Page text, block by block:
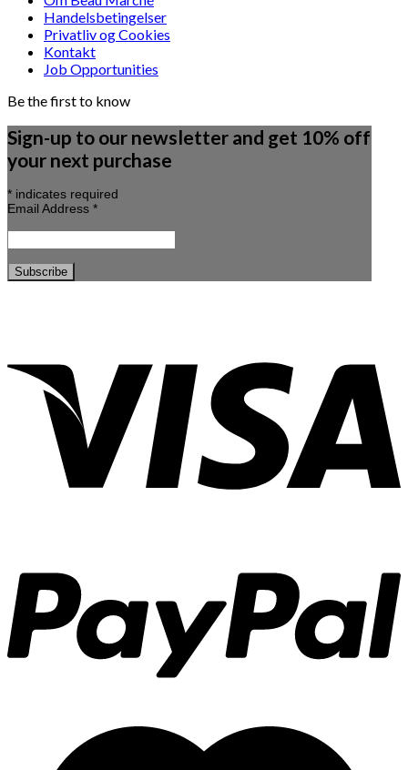
Handelsbetingelser
Privatliv og Cookies
Kontakt
Job Opportunities
Be the first to know
Sign-up to our newsletter and get 10% off
your next purchase
* indicates required
Email Address *